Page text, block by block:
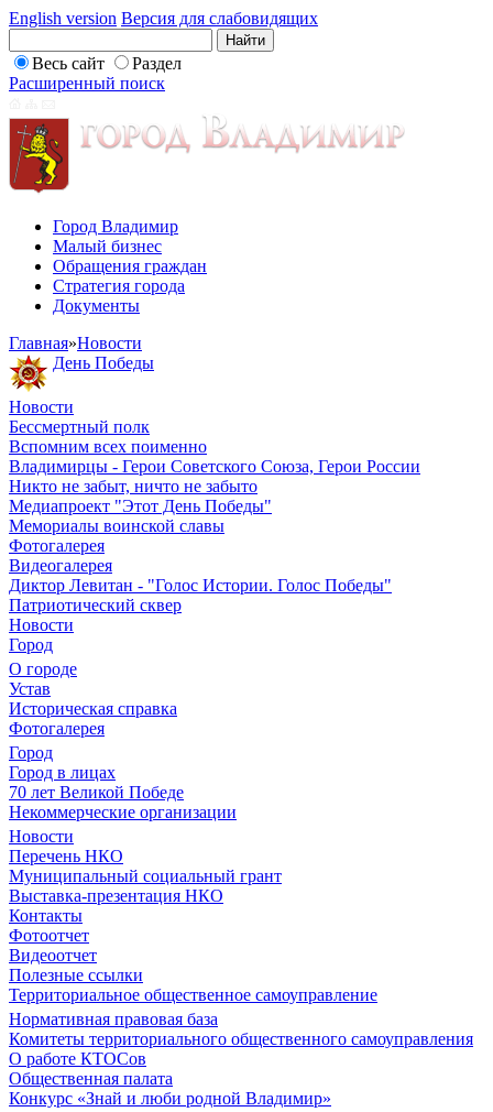
English version Версия для слабовидящих
Весь сайт
Раздел
Расширенный поиск
Город Владимир
Малый бизнес
Обращения граждан
Стратегия города
Документы
Главная»Новости
День Победы
Новости
Бессмертный полк
Вспомним всех поименно
Владимирцы - Герои Советского Союза, Герои России
Никто не забыт, ничто не забыто
Медиапроект "Этот День Победы"
Мемориалы воинской славы
Фотогалерея
Видеогалерея
Диктор Левитан - "Голос Истории. Голос Победы"
Патриотический сквер
Новости
Город
О городе
Устав
Историческая справка
Фотогалерея
Город
Город в лицах
70 лет Великой Победе
Некоммерческие организации
Новости
Перечень НКО
Муниципальный социальный грант
Выставка-презентация НКО
Контакты
Фотоотчет
Видеоотчет
Полезные ссылки
Территориальное общественное самоуправление
Нормативная правовая база
Комитеты территориального общественного самоуправления
О работе КТОСов
Общественная палата
Конкурс «Знай и люби родной Владимир»